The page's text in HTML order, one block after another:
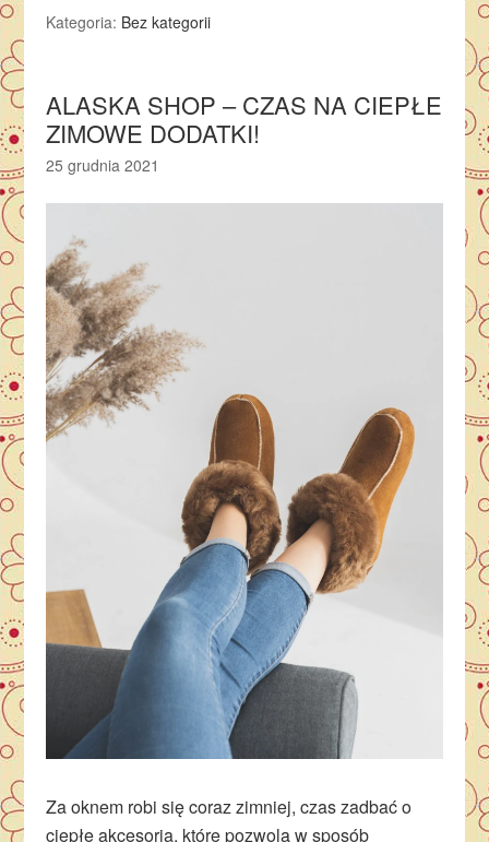
Kategoria: Bez kategorii
ALASKA SHOP – CZAS NA CIEPŁE
ZIMOWE DODATKI!
25 grudnia 2021
Za oknem robi się coraz zimniej, czas zadbać o
ciepłe akcesoria, które pozwolą w sposób